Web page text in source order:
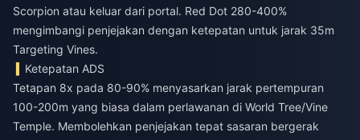
Scorpion atau keluar dari portal. Red Dot 280-400%
mengimbangi penjejakan dengan ketepatan untuk jarak 35m
Targeting Vines.
Ketepatan ADS
Tetapan 8x pada 80-90% menyasarkan jarak pertempuran
100-200m yang biasa dalam perlawanan di World Tree/Vine
Temple. Membolehkan penjejakan tepat sasaran bergerak